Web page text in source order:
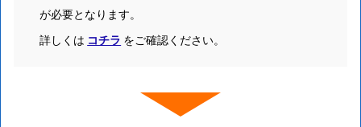
が必要となります。
詳しくは コチラ をご確認ください。